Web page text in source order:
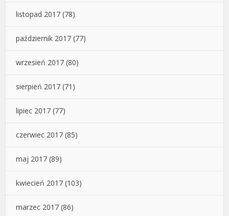
listopad 2017 (78)
październik 2017 (77)
wrzesień 2017 (80)
sierpień 2017 (71)
lipiec 2017 (77)
czerwiec 2017 (85)
maj 2017 (89)
kwiecień 2017 (103)
marzec 2017 (86)